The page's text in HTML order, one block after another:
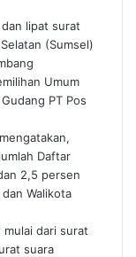
lipat surat
(Sumsel)
Umum
PT Pos
Daftar
2,5 persen
Walikota
mulai dari surat
suara